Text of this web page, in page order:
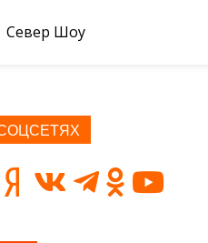
Север Шоу